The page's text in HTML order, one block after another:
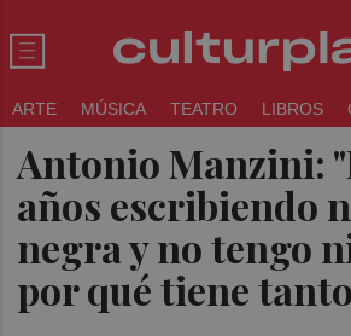
ARTE MÚSICA TEATRO LIBROS
Antonio Manzini:
años escribiendo
negra y no tengo
por qué tiene